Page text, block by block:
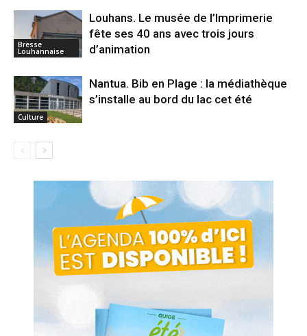
Bresse
Louhannaise
Louhans. Le musée de l’Imprimerie
fête ses 40 ans avec trois jours
d’animation
Culture
Nantua. Bib en Plage : la médiathèque
s’installe au bord du lac cet été